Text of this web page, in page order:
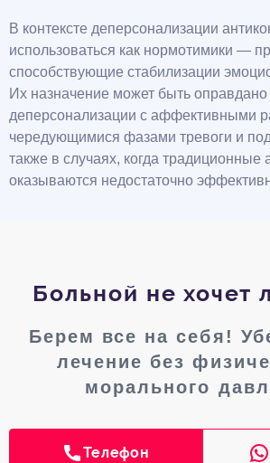
В контексте деперсонализации
использоваться как нормотимики —
способствующие стабилизации
Их назначение может быть оправдано
деперсонализации с аффективными
чередующимися фазами тревоги и
также в случаях, когда традиционные
оказываются недостаточно
Больной не хочет
Берем все на себя!
лечение без
морального
Телефон